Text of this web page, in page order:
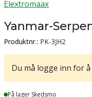
Elextromaax
Yanmar-
Produktnr.: PK-3JH2
Du må logge inn for
Lager
På lager Skedsmo